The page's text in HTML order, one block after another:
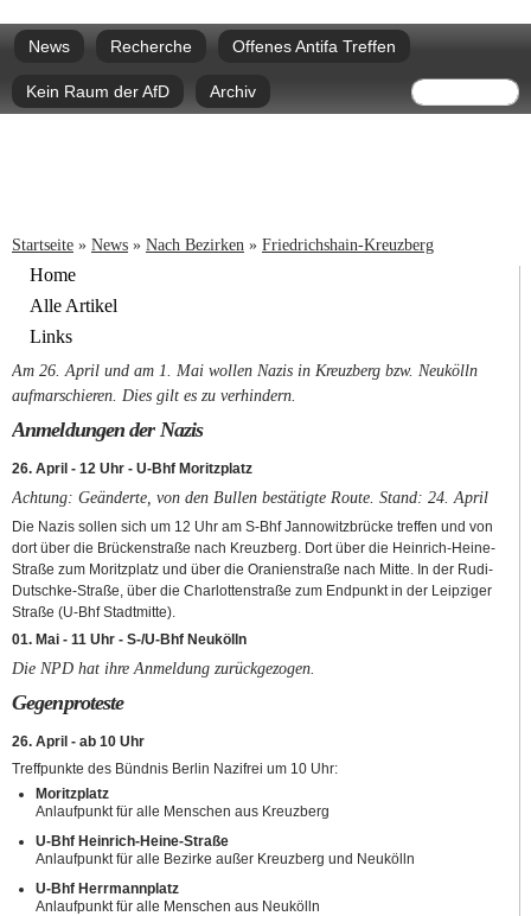
zum
Hauptmenü
News Recherche Offenes Antifa Treffen
Kein Raum der AfD Archiv Suche
Sie sind hier
Startseite » News » Nach Bezirken » Friedrichshain-Kreuzberg
Home
Alle Artikel
Links
Am 26. April und am 1. Mai wollen Nazis in Kreuzberg bzw. Neukölln
aufmarschieren. Dies gilt es zu verhindern.
Anmeldungen der Nazis
26. April - 12 Uhr - U-Bhf Moritzplatz
Achtung: Geänderte, von den Bullen bestätigte Route. Stand: 24. April
Die Nazis sollen sich um 12 Uhr am S-Bhf Jannowitzbrücke treffen und von
dort über die Brückenstraße nach Kreuzberg. Dort über die Heinrich-Heine-
Straße zum Moritzplatz und über die Oranienstraße nach Mitte. In der Rudi-
Dutschke-Straße, über die Charlottenstraße zum Endpunkt in der Leipziger
Straße (U-Bhf Stadtmitte).
01. Mai - 11 Uhr - S-/U-Bhf Neukölln
Die NPD hat ihre Anmeldung zurückgezogen.
Gegenproteste
26. April - ab 10 Uhr
Treffpunkte des Bündnis Berlin Nazifrei um 10 Uhr:
Moritzplatz
Anlaufpunkt für alle Menschen aus Kreuzberg
U-Bhf Heinrich-Heine-Straße
Anlaufpunkt für alle Bezirke außer Kreuzberg und Neukölln
U-Bhf Herrmannplatz
Anlaufpunkt für alle Menschen aus Neukölln